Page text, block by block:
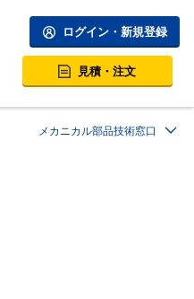
ログイン・新規登録
見積・注文
メカニカル部品技術窓口